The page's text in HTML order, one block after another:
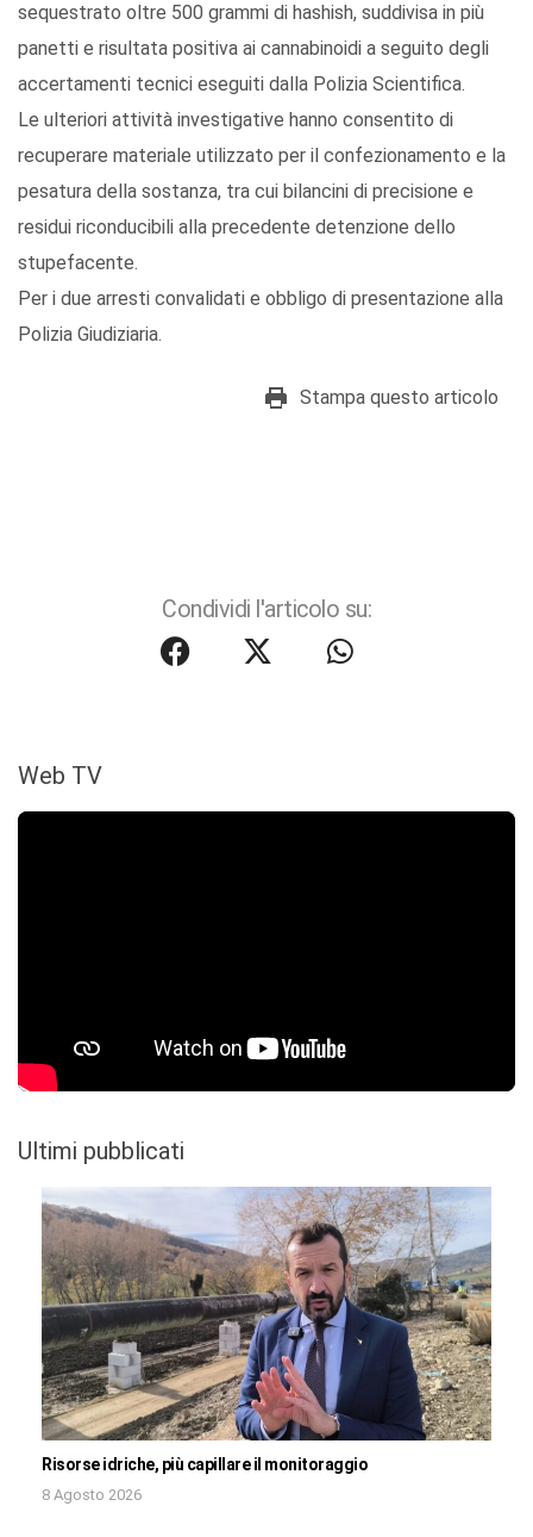
sequestrato oltre 500 grammi di hashish, suddivisa in più
panetti e risultata positiva ai cannabinoidi a seguito degli
accertamenti tecnici eseguiti dalla Polizia Scientifica.
Le ulteriori attività investigative hanno consentito di
recuperare materiale utilizzato per il confezionamento e la
pesatura della sostanza, tra cui bilancini di precisione e
residui riconducibili alla precedente detenzione dello
stupefacente.
Per i due arresti convalidati e obbligo di presentazione alla
Polizia Giudiziaria.
Stampa questo articolo
Condividi l'articolo su:
Web TV
Ultimi pubblicati
Risorse idriche, più capillare il monitoraggio
8 Agosto 2026